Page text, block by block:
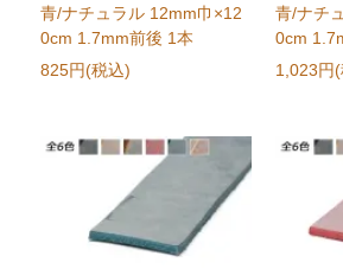
青/ナチュラル 12mm巾×12
0cm 1.7mm前後 1本
825円(税込)
青/ナチ
0cm
1,023円